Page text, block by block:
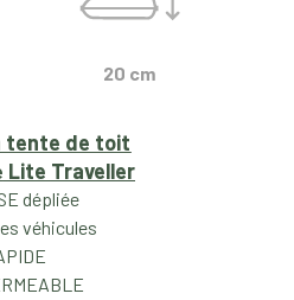
20 cm
tente de toit
Lite Traveller
dépliée
véhicules